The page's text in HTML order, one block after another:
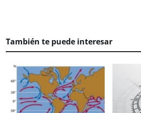
También te puede interesar